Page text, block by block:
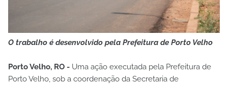
O trabalho é desenvolvido pela Prefeitura de Porto Velho
Porto Velho, RO - Uma ação executada pela Prefeitura de
Porto Velho, sob a coordenação da Secretaria de